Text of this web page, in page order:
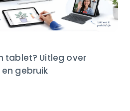
tablet? Uitleg over
gebruik